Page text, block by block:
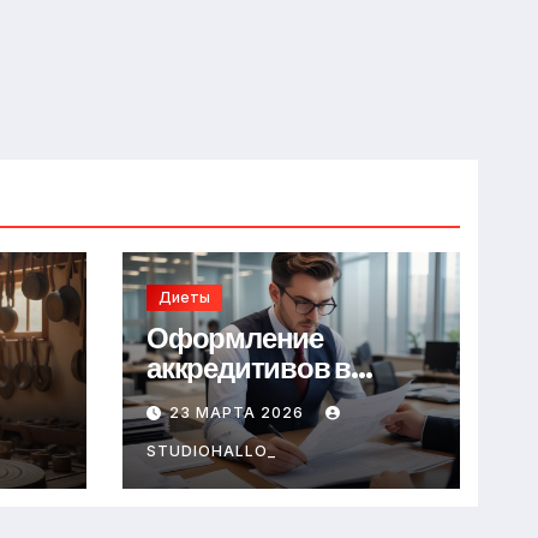
Диеты
Оформление
аккредитивов в
международной
торговле
23 МАРТА 2026
STUDIOHALLO_